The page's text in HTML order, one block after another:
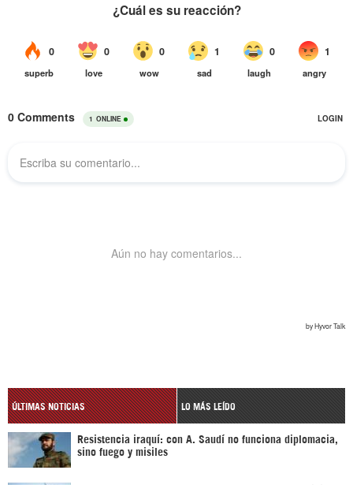
ÚLTIMAS NOTICIAS LO MÁS LEÍDO
Resistencia iraquí: con A. Saudí no funciona diplomacia,
sino fuego y misiles